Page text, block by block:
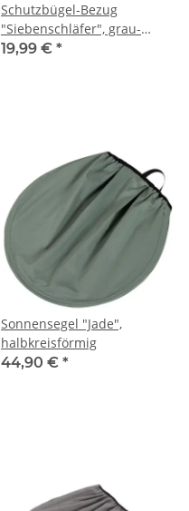
Schutzbügel-Bezug
"Siebenschläfer", grau-
meliert, Varius/Vita
19,99 € *
Sonnensegel "Jade",
halbkreisförmig
44,90 € *